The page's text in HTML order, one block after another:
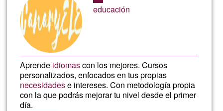
educación
Aprende idiomascon los mejores. Cursos
personalizados, enfocados en tus propias
necesidadese intereses. Con metodología propia
con la que podrás mejorar tu nivel desde el primer
día.